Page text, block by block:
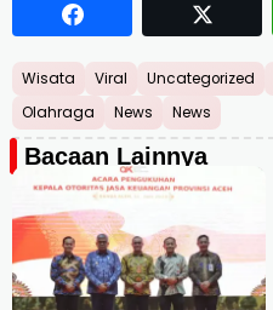
Wisata Viral Uncategorized
Olahraga
News News
Bacaan Lainnya